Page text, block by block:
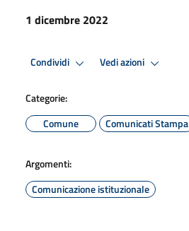
1 dicembre 2022
Condividi Vedi azioni
Categorie:
Comune
Comunicati Stampa
Argomenti:
Comunicazione istituzionale